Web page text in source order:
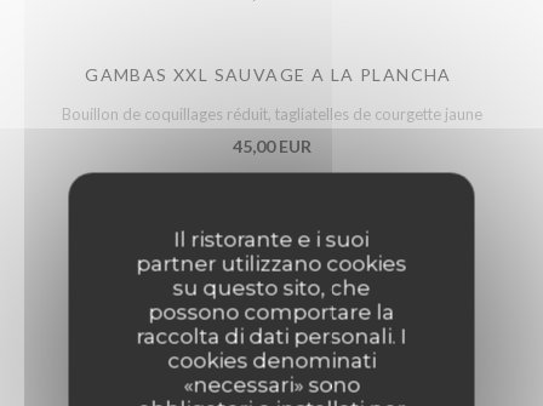
Il ristorante e i suoi
partner utilizzano cookies
su questo sito, che
possono comportare la
raccolta di dati personali. I
cookies denominati
«necessari» sono
GAMBAS XXL SAUVAGE A LA PLANCHA
Bouillon de coquillages réduit, tagliatelles de courgette jaune
45,00 EUR
terre